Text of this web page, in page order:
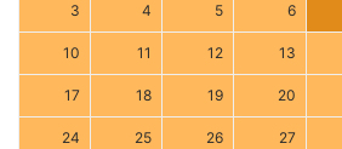
3 4 5 6
10 11 12 13
17 18 19 20
24 25 26 27